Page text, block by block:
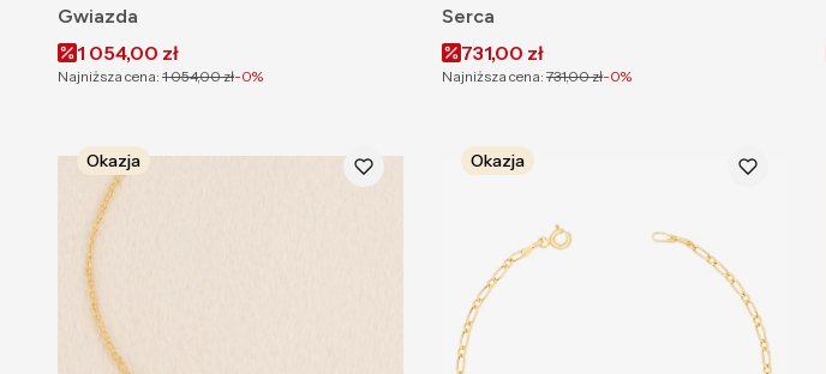
Gwiazda
Cena promocyjna
1 054,00 zł
Najniższa cena: 1 054,00 zł-0%
Serca
Cena promocyjna
731,00 zł
Najniższa cena: 731,00 zł-0%
Okazja Okazja